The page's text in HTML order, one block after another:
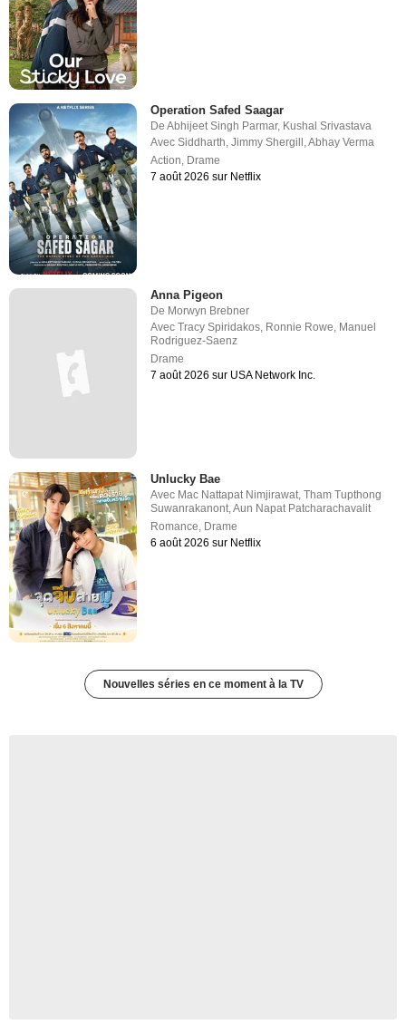
Operation Safed Saagar
DeAbhijeet Singh Parmar, Kushal Srivastava
AvecSiddharth,Jimmy Shergill ,Abhay Verma
Action, Drame
7 août 2026 sur Netflix
Anna Pigeon
De Morwyn Brebner
AvecTracy Spiridakos Ronnie Rowe Manuel
Rodriguez-Saenz
Drame
7 août 2026 sur USA Network Inc.
Unlucky Bae
Avec Mac Nattapat Nimjirawat,Tham Tupthong
Suwanrakanont,Aun Napat Patcharachavalit
Romance, Drame
6 août 2026 sur Netflix
Nouvelles séries en ce moment à la TV